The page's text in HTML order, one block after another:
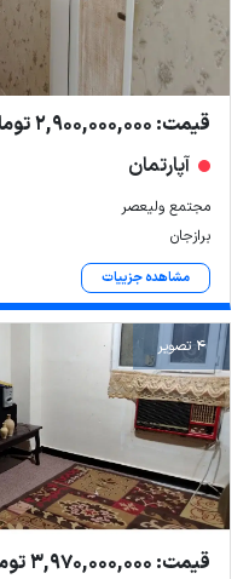
قیمت: 2,900,000,000 تومان
آپارتمان
مجتمع ولیعصر
برازجان
مشاهده جزییات
4 تصویر
قیمت: 3,970,000,000 تومان